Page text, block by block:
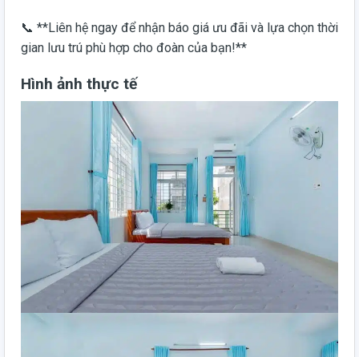
📞 **Liên hệ ngay để nhận báo giá ưu đãi và lựa chọn thời
gian lưu trú phù hợp cho đoàn của bạn!**
Hình ảnh thực tế